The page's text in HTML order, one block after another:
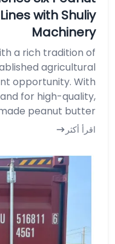
with Shuliy
Machinery
a rich tradition of
agricultural
opportunity. With
for high-quality,
peanut butter,....
اقرأ أكثر